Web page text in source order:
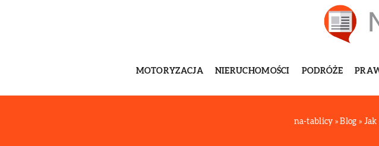
MOTORYZACJA NIERUCHOMOŚCI PODRÓŻE
na-tablicy »Blog » Jak